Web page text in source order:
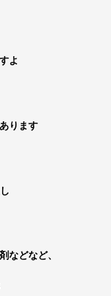
よ
ります
などなど、